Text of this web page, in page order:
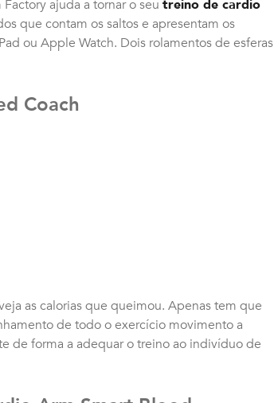
ajuda a tornar o seu treino de cardio
que contam os saltos e apresentam os
ou Apple Watch. Dois rolamentos de esferas
Coach
as calorias que queimou. Apenas tem que
de todo o exercício movimento a
de forma a adequar o treino ao indivíduo de